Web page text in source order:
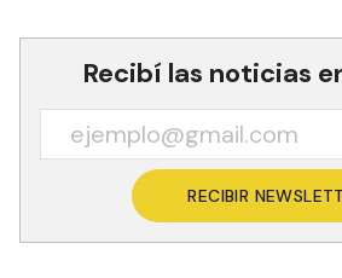
Recibí las noticias
RECIBIR